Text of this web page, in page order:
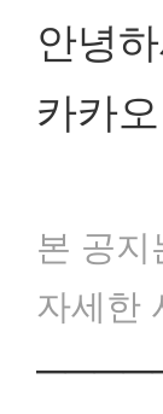
안녕
카카
본 공지
자세한